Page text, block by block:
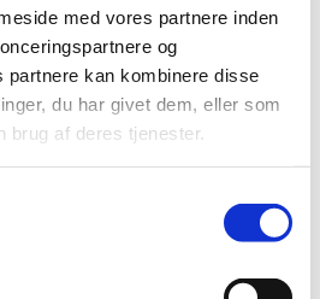
med vores partnere inden
og
partnere kan kombinere disse
du har givet dem, eller som
brug af deres tjenester.
Apotek er ledig pr. 1. marts
i postnummer 9640.
klausuleret tilskud
2017 skal have generelt
…